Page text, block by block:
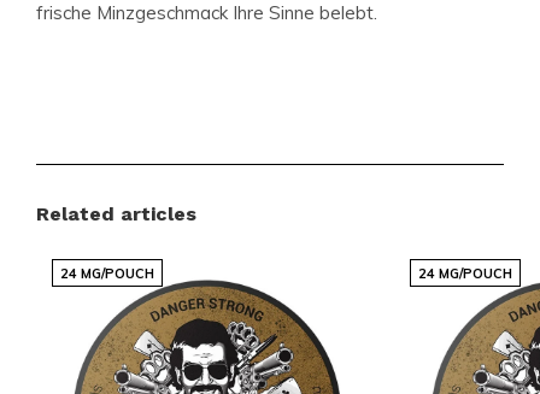
frische Minzgeschmack Ihre Sinne belebt.
Beutel pro Dose:22
Gewicht pro Beutel (Gramm):
Geschmack:Mint
Produktart:Nicotine Pouches
Nikotin (mg) pro Beutel:22
Nikotin (mg) pro Gramm:32
Related articles
24 MG/POUCH 24 MG/POUCH